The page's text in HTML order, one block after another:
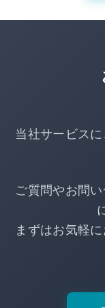
当社サービス
ご質問やお問
まずはお気軽